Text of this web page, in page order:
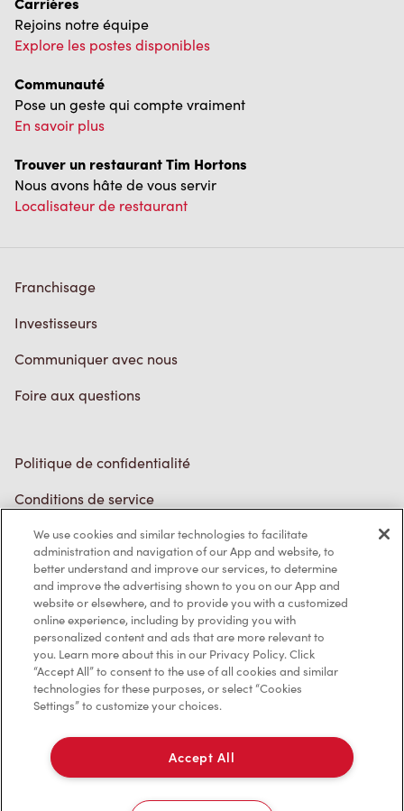
Rejoins notre équipe
Explore les postes disponibles
Communauté
Pose un geste qui compte vraiment
En savoir plus
Trouver un restaurant Tim Hortons
Nous avons hâte de vous servir
Localisateur de restaurant
Franchisage
Investisseurs
Communiquer avec nous
Foire aux questions
Politique de confidentialité
Conditions de service
Marques de commerce
Accessibilité
Diagnostic
Contactez-nous
TM & © Tim Hortons, 2023
We use cookies and similar technologies to facilitate
administration and navigation of our App and website, to
better understand and improve our services, to determine
and improve the advertising shown to you on our App and
website or elsewhere, and to provide you with a customized
online experience, including by providing you with
personalized content and ads that are more relevant to
you. Learn more about this in our Privacy Policy. Click
“Accept All” to consent to the use of all cookies and similar
technologies for these purposes, or select “Cookies
Settings” to customize your choices.
Accept All